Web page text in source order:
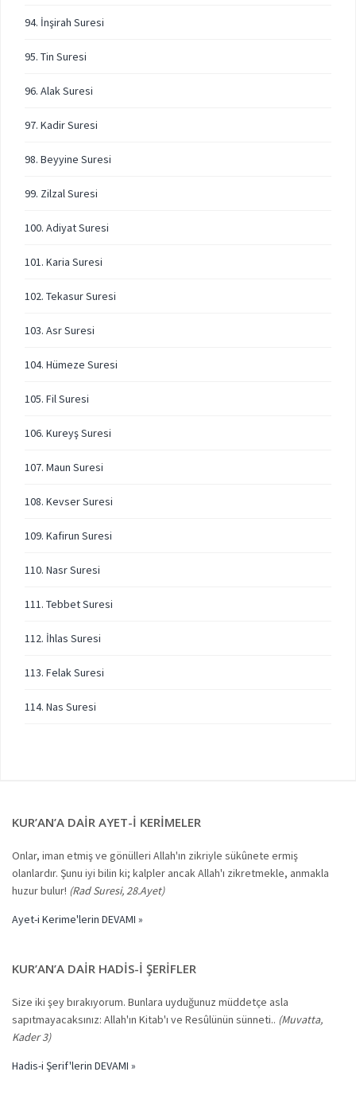
94. İnşirah Suresi
95. Tin Suresi
96. Alak Suresi
97. Kadir Suresi
98. Beyyine Suresi
99. Zilzal Suresi
100. Adiyat Suresi
101. Karia Suresi
102. Tekasur Suresi
103. Asr Suresi
104. Hümeze Suresi
105. Fil Suresi
106. Kureyş Suresi
107. Maun Suresi
108. Kevser Suresi
109. Kafirun Suresi
110. Nasr Suresi
111. Tebbet Suresi
112. İhlas Suresi
113. Felak Suresi
114. Nas Suresi
KUR’AN’A DAIR AYET-I KERIMELER
Onlar, iman etmiş ve gönülleri Allah'ın zikriyle sükûnete ermiş
olanlardır. Şunu iyi bilin ki; kalpler ancak Allah'ı zikretmekle, anmakla
huzur bulur! (Rad Suresi, 28.Ayet)
Ayet-i Kerime'lerin DEVAMI »
KUR’AN’A DAIR HADIS-I ŞERIFLER
Size iki şey bırakıyorum. Bunlara uyduğunuz müddetçe asla
sapıtmayacaksınız: Allah'ın Kitab'ı ve Resûlünün sünneti.. (Muvatta,
Kader 3)
Hadis-i Şerif'lerin DEVAMI »